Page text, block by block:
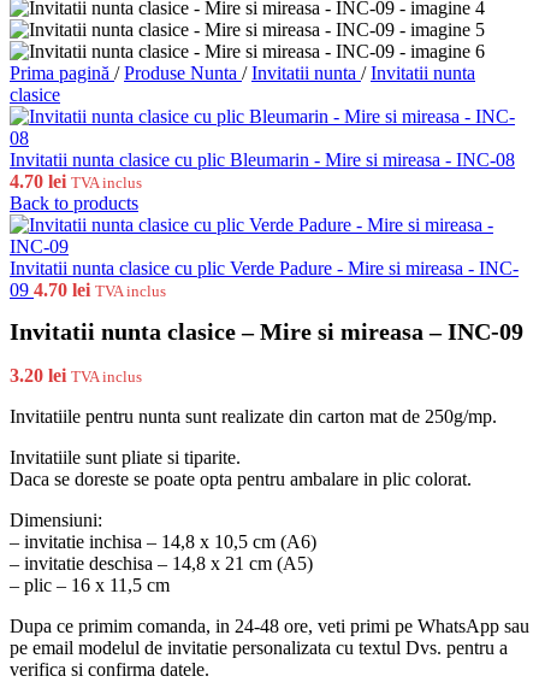
Prima pagină / Produse Nunta / Invitatii nunta / Invitatii nunta
clasice
Invitatii nunta clasice cu plic Bleumarin - Mire si mireasa - INC-08
4.70 lei TVA inclus
Back to products
Invitatii nunta clasice cu plic Verde Padure - Mire si mireasa - INC-
09 4.70 lei TVA inclus
Invitatii nunta clasice – Mire si mireasa – INC-09
3.20 lei TVA inclus
Invitatiile pentru nunta sunt realizate din carton mat de 250g/mp.
Invitatiile sunt pliate si tiparite.
Daca se doreste se poate opta pentru ambalare in plic colorat.
Dimensiuni:
– invitatie inchisa – 14,8 x 10,5 cm (A6)
– invitatie deschisa – 14,8 x 21 cm (A5)
– plic – 16 x 11,5 cm
Dupa ce primim comanda, in 24-48 ore, veti primi pe WhatsApp sau
pe email modelul de invitatie personalizata cu textul Dvs. pentru a
verifica si confirma datele.